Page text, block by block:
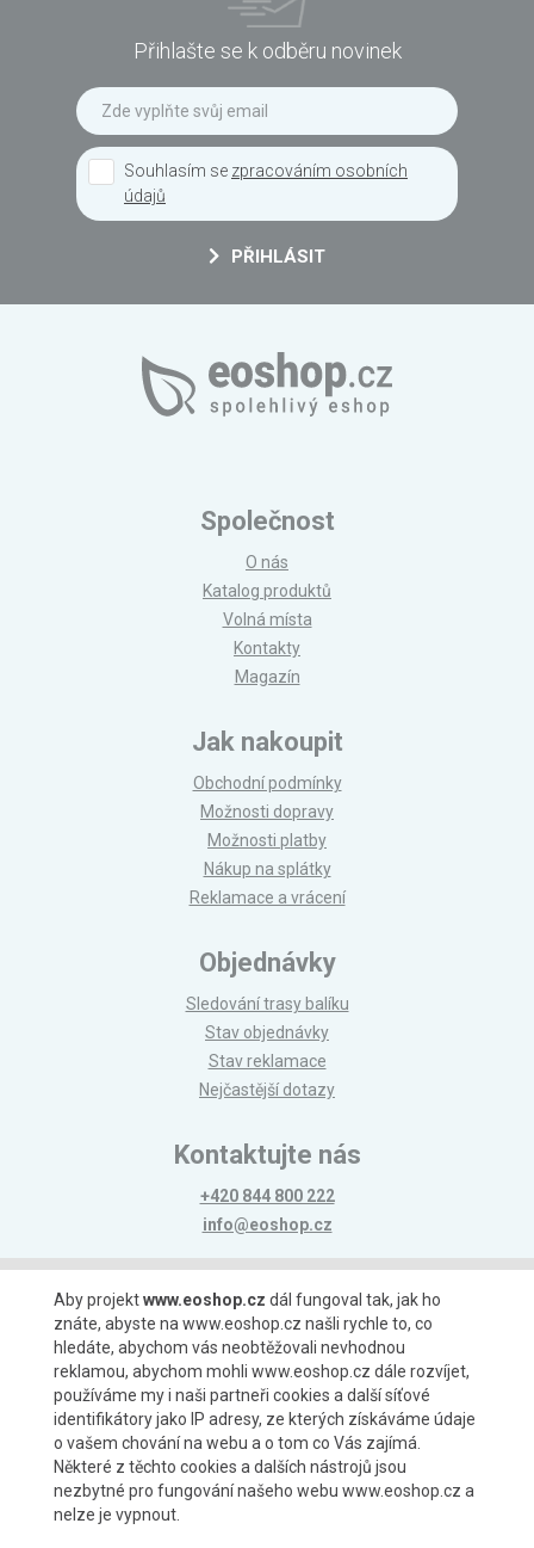
Přihlašte se k odběru novinek
Souhlasím se zpracováním osobních
údajů
PŘIHLÁSIT
Společnost
O nás
Katalog produktů
Volná místa
Kontakty
Magazín
Jak nakoupit
Obchodní podmínky
Možnosti dopravy
Možnosti platby
Nákup na splátky
Reklamace a vrácení
Objednávky
Sledování trasy balíku
Stav objednávky
Stav reklamace
Nejčastější dotazy
Kontaktujte nás
+420 844 800 222
info@eoshop.cz
Možnosti platby
Možnosti dopravy
Aby projektwww.eoshop.cz dál fungoval tak, jak ho
znáte, abyste na www.eoshop.cz našli rychle to, co
hledáte, abychom vás neobtěžovali nevhodnou
reklamou, abychom mohli www.eoshop.cz dále rozvíjet,
používáme my i naši partneři cookies a další síťové
identifikátory jako IP adresy, ze kterých získáváme údaje
o vašem chování na webu a o tom co Vás zajímá.
Některé z těchto cookies a dalších nástrojů jsou
nezbytné pro fungování našeho webu www.eoshop.cz a
nelze je vypnout.